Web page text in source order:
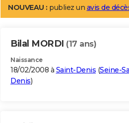
NOUVEAU : publiez un avis de
Bilal MORDI (17 ans)
Naissance
18/02/2008 à Saint-Denis (Seine-
Denis)